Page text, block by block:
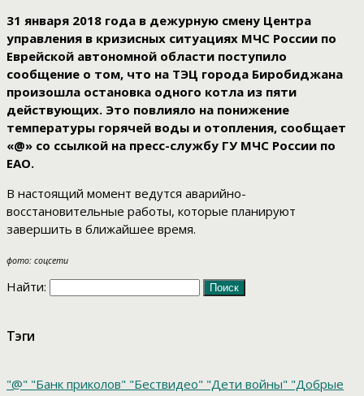
31 января 2018 года в дежурную смену Центра
управления в кризисных ситуациях МЧС России по
Еврейской автономной области поступило
сообщение о том, что на ТЭЦ города Биробиджана
произошла остановка одного котла из пяти
действующих. Это повлияло на понижение
температуры горячей воды и отопления, сообщает
«@» со ссылкой на пресс-службу ГУ МЧС России по
ЕАО.
В настоящий момент ведутся аварийно-
восстановительные работы, которые планируют
завершить в ближайшее время.
фото: соцсети
Найти:
Тэги
"@" "Банк приколов" "Бествидео" "Дети войны" "Добрые